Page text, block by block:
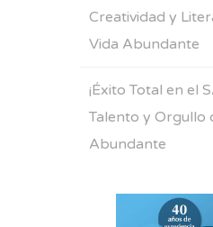
Creatividad y
Vida Abundante
¡Éxito Total en el
Talento y Orgullo
Abundante